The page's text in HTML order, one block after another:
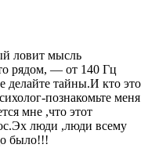
ловит мысль
рядом, — от 140 Гц
делайте тайны.И кто это
познакомьте меня
мне ,что этот
люди ,люди всему
было!!!